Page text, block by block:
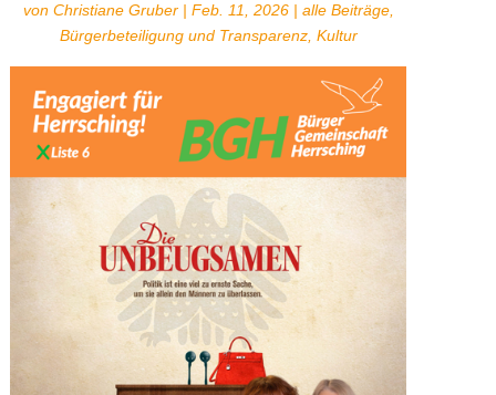
von Christiane Gruber| Feb. 11, 2026| alle Beiträge,
Bürgerbeteiligung und Transparenz, Kultur